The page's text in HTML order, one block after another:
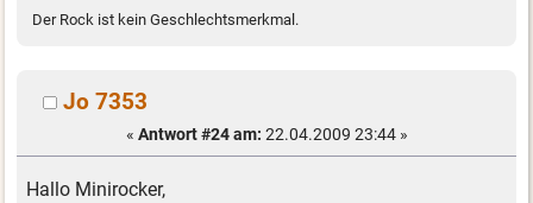
Der Rock ist kein Geschlechtsmerkmal.
Jo 7353
« Antwort #24 am: 22.04.2009 23:44 »
Hallo Minirocker,